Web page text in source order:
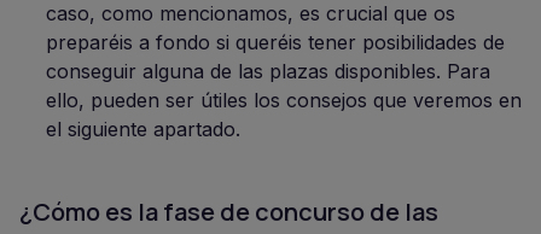
caso, como mencionamos, es crucial que os
preparéis a fondo si queréis tener posibilidades de
conseguir alguna de las plazas disponibles. Para
ello, pueden ser útiles los consejos que veremos en
el siguiente apartado.
¿Cómo es la fase de concurso de las